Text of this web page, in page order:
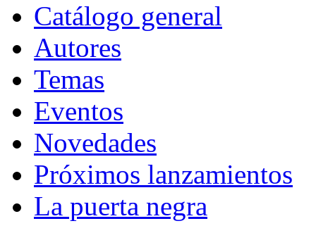
Catálogo general
Autores
Temas
Eventos
Novedades
Próximos lanzamientos
La puerta negra